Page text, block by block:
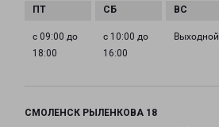
с 09:00 до
18:00
с 10:00 до
16:00
Выходной
СМОЛЕНСК РЫЛЕНКОВА 18